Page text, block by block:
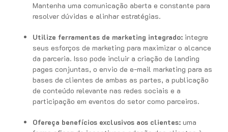
Mantenha uma comunicação aberta e constante para
resolver dúvidas e alinhar estratégias.
Utilize ferramentas de marketing integrado: integre
seus esforços de marketing para maximizar o alcance
da parceria. Isso pode incluir a criação de landing
pages conjuntas, o envio de e-mail marketing para as
bases de clientes de ambas as partes, a publicação
de conteúdo relevante nas redes sociais e a
participação em eventos do setor como parceiros.
Ofereça benefícios exclusivos aos clientes: uma